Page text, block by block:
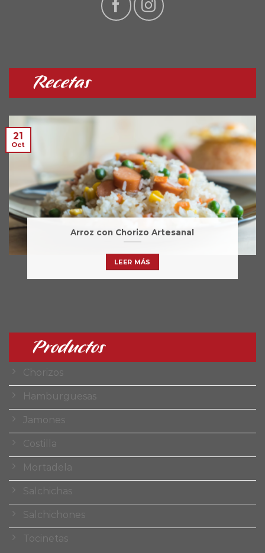
Recetas
Arroz con Chorizo Artesanal
LEER MÁS
21
Oct
Productos
Chorizos
Hamburguesas
Jamones
Costilla
Mortadela
Salchichas
Salchichones
Tocinetas